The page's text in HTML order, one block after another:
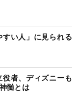
すい人」に見られる
者、ディズニーも
髄とは